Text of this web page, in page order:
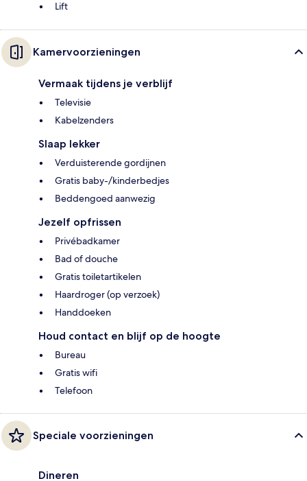
Lift
Kamervoorzieningen
Vermaak tijdens je verblijf
Televisie
Kabelzenders
Slaap lekker
Verduisterende gordijnen
Gratis baby-/kinderbedjes
Beddengoed aanwezig
Jezelf opfrissen
Privébadkamer
Bad of douche
Gratis toiletartikelen
Haardroger (op verzoek)
Handdoeken
Houd contact en blijf op de hoogte
Bureau
Gratis wifi
Telefoon
Speciale voorzieningen
Dineren